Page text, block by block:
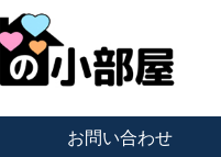
お問い合わせ